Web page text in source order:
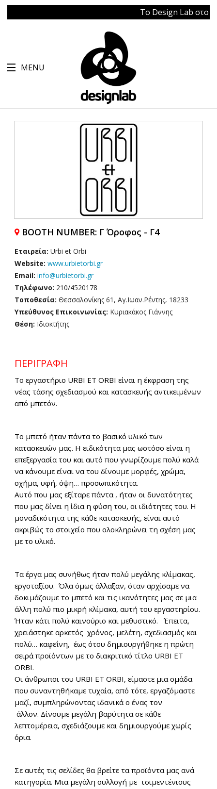
Το Design Lab στο
MENU
BOOTH NUMBER: Γ Όροφος - Γ4
Εταιρεία: Urbi et Orbi
Website: www.urbietorbi.gr
Email: info@urbietorbi.gr
Τηλέφωνο: 210/4520178
Τοποθεσία: Θεσσαλονίκης 61, Αγ.Ιωαν.Ρέντης, 18233
Υπεύθυνος Επικοινωνίας: Κυριακάκος Γιάννης
Θέση: Ιδιοκτήτης
ΠΕΡΙΓΡΑΦΗ
Το εργαστήριο URBI ET ORBI είναι η έκφραση της
νέας τάσης σχεδιασμού και κατασκευής αντικειμένων
από μπετόν.
Το μπετό ήταν πάντα το βασικό υλικό των
κατασκευών μας. Η ειδικότητα μας ωστόσο είναι η
επεξεργασία του και αυτό που γνωρίζουμε πολύ καλά
να κάνουμε είναι να του δίνουμε μορφές, χρώμα,
σχήμα, υφή, όψη… προσωπικότητα.
Αυτό που μας εξίταρε πάντα , ήταν οι δυνατότητες
που μας δίνει η ίδια η φύση του, οι ιδιότητες του. Η
μοναδικότητα της κάθε κατασκευής, είναι αυτό
ακριβώς το στοιχείο που ολοκληρώνει τη σχέση μας
με το υλικό.
Τα έργα μας συνήθως ήταν πολύ μεγάλης κλίμακας,
εργοταξίου. Όλα όμως άλλαξαν, όταν αρχίσαμε να
δοκιμάζουμε το μπετό και τις ικανότητες μας σε μια
άλλη πολύ πιο μικρή κλίμακα, αυτή του εργαστηρίου.
Ήταν κάτι πολύ καινούριο και μεθυστικό. Έπειτα,
χρειάστηκε αρκετός χρόνος, μελέτη, σχεδιασμός και
πολύ… καφεΐνη, έως ότου δημιουργήθηκε η πρώτη
σειρά προϊόντων με το διακριτικό τίτλο URBI ET
ORBI.
Οι άνθρωποι του URBI ET ORBI, είμαστε μια ομάδα
που συναντηθήκαμε τυχαία, από τότε, εργαζόμαστε
μαζί, συμπληρώνοντας ιδανικά ο ένας τον
άλλον. Δίνουμε μεγάλη βαρύτητα σε κάθε
λεπτομέρεια, σχεδιάζουμε και δημιουργούμε χωρίς
όρια.
Σε αυτές τις σελίδες θα βρείτε τα προϊόντα μας ανά
κατηγορία. Μια μεγάλη συλλογή με τσιμεντένιους